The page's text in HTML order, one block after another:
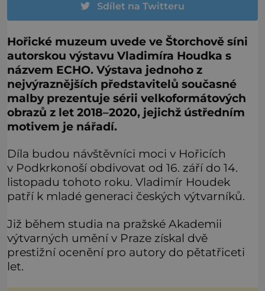
Sdílet na Twitteru
Hořické muzeum uvede ve Štorchově síni
autorskou výstavu Vladimíra Houdka s
názvem ECHO. Výstava jednoho z
nejvýraznějších představitelů současné
malby prezentuje sérii velkoformátových
obrazů z let 2018–2020, jejichž ústředním
motivem je nářadí.
Díla budou návštěvníci moci v Hořicích
v Podkrkonoší obdivovat od 16. září do 14.
listopadu tohoto roku. Vladimír Houdek
patří k mladé generaci českých výtvarníků.
Již během studia na pražské Akademii
výtvarných umění v Praze získal dvě
prestižní ocenění pro autory do pětatřiceti
let.